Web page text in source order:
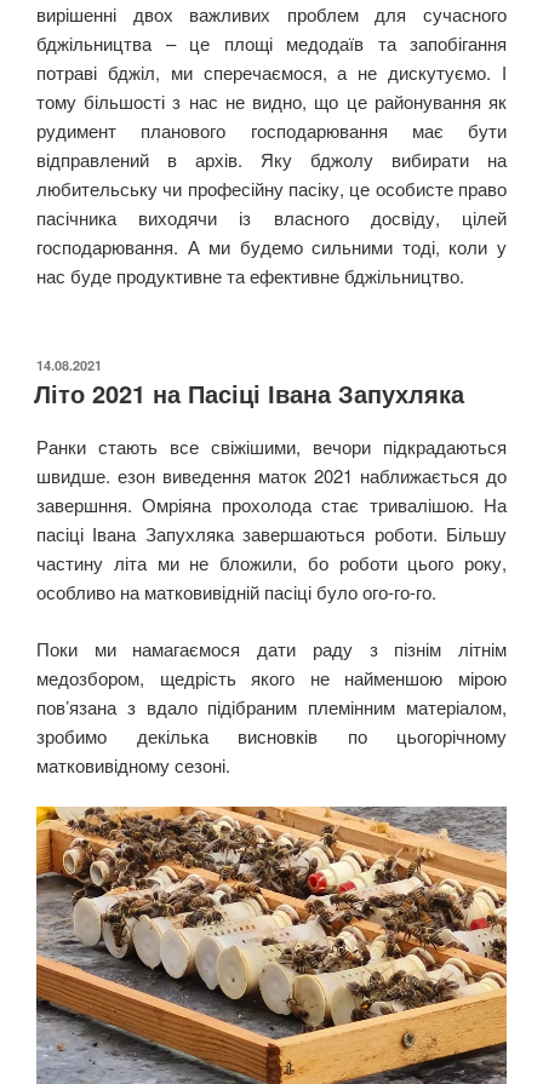
вирішенні двох важливих проблем для сучасного
бджільництва – це площі медодаїв та запобігання
потраві бджіл, ми сперечаємося, а не дискутуємо. І
тому більшості з нас не видно, що це районування як
рудимент планового господарювання має бути
відправлений в архів. Яку бджолу вибирати на
любительську чи професійну пасіку, це особисте право
пасічника виходячи із власного досвіду, цілей
господарювання. А ми будемо сильними тоді, коли у
нас буде продуктивне та ефективне бджільництво.
ОПУБЛІКОВАНО
14.08.2021
Літо 2021 на Пасіці Івана Запухляка
Ранки стають все свіжішими, вечори підкрадаються
швидше. езон виведення маток 2021 наближається до
завершння. Омріяна прохолода стає тривалішою. На
пасіці Івана Запухляка завершаються роботи. Більшу
частину літа ми не бложили, бо роботи цього року,
особливо на матковивідній пасіці було ого-го-го.
Поки ми намагаємося дати раду з пізнім літнім
медозбором, щедрість якого не найменшою мірою
пов’язана з вдало підібраним племінним матеріалом,
зробимо декілька висновків по цьогорічному
матковивідному сезоні.